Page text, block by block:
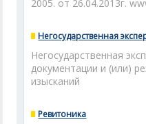
2005. от 26.04.2013г.
Негосударственная
Негосударственная
документации и (или)
изысканий
Ревитоника